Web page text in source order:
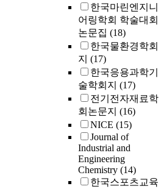
한국마린엔지니
어링학회 학술대회
논문집 (18)
한국물환경학회
지 (17)
한국응용과학기
술학회지 (17)
전기전자재료학
회논문지 (16)
NICE (15)
Journal of
Industrial and
Engineering
Chemistry (14)
한국스포츠교육